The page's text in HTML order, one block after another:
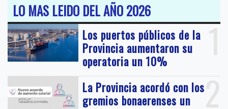
LO MAS LEIDO DEL AÑO 2026
1
Los puertos públicos de la
Provincia aumentaron su
operatoria un 10%
2
La Provincia acordó con los
gremios bonaerenses un